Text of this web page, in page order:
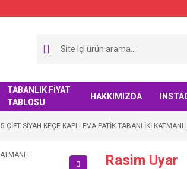
TABANLIK FİYAT
TABLOSU
HAKKIMIZDA
5 ÇİFT SİYAH KEÇE KAPLI EVA PATİK TABANI İKİ KATMANLI
Rasim Uyar